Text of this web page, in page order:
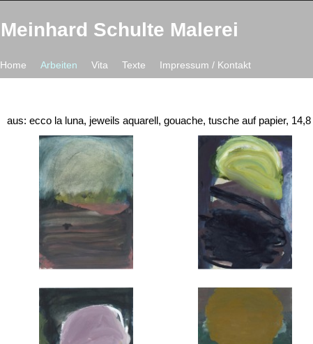
Meinhard Schulte Malerei
Home Arbeiten Vita Texte Impressum / Kontakt
aus: ecco la luna, jeweils aquarell, gouache, tusche auf papier,